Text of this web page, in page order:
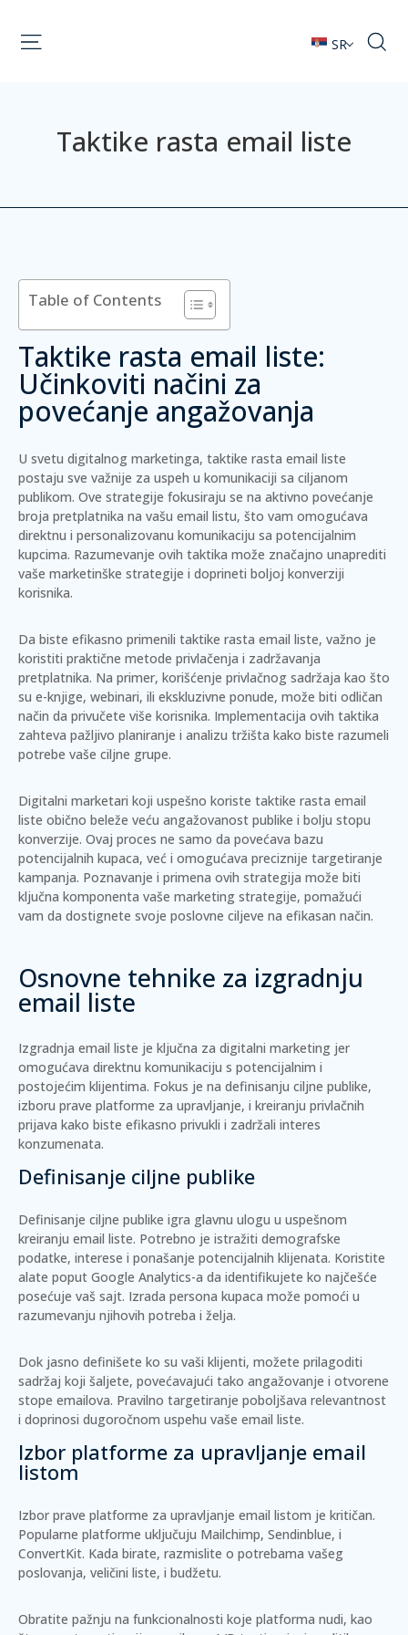
SR
Taktike rasta email liste
Table of Contents
Taktike rasta email liste:
Učinkoviti načini za
povećanje angažovanja
U svetu digitalnog marketinga, taktike rasta email liste
postaju sve važnije za uspeh u komunikaciji sa ciljanom
publikom. Ove strategije fokusiraju se na aktivno povećanje
broja pretplatnika na vašu email listu, što vam omogućava
direktnu i personalizovanu komunikaciju sa potencijalnim
kupcima. Razumevanje ovih taktika može značajno unaprediti
vaše marketinške strategije i doprineti boljoj konverziji
korisnika.
Da biste efikasno primenili taktike rasta email liste, važno je
koristiti praktične metode privlačenja i zadržavanja
pretplatnika. Na primer, korišćenje privlačnog sadržaja kao što
su e-knjige, webinari, ili ekskluzivne ponude, može biti odličan
način da privučete više korisnika. Implementacija ovih taktika
zahteva pažljivo planiranje i analizu tržišta kako biste razumeli
potrebe vaše ciljne grupe.
Digitalni marketari koji uspešno koriste taktike rasta email
liste obično beleže veću angažovanost publike i bolju stopu
konverzije. Ovaj proces ne samo da povećava bazu
potencijalnih kupaca, već i omogućava preciznije targetiranje
kampanja. Poznavanje i primena ovih strategija može biti
ključna komponenta vaše marketing strategije, pomažući
vam da dostignete svoje poslovne ciljeve na efikasan način.
Osnovne tehnike za izgradnju
email liste
Izgradnja email liste je ključna za digitalni marketing jer
omogućava direktnu komunikaciju s potencijalnim i
postojećim klijentima. Fokus je na definisanju ciljne publike,
izboru prave platforme za upravljanje, i kreiranju privlačnih
prijava kako biste efikasno privukli i zadržali interes
konzumenata.
Definisanje ciljne publike
Definisanje ciljne publike igra glavnu ulogu u uspešnom
kreiranju email liste. Potrebno je istražiti demografske
podatke, interese i ponašanje potencijalnih klijenata. Koristite
alate poput Google Analytics-a da identifikujete ko najčešće
posećuje vaš sajt. Izrada persona kupaca može pomoći u
razumevanju njihovih potreba i želja.
Dok jasno definišete ko su vaši klijenti, možete prilagoditi
sadržaj koji šaljete, povećavajući tako angažovanje i otvorene
stope emailova. Pravilno targetiranje poboljšava relevantnost
i doprinosi dugoročnom uspehu vaše email liste.
Izbor platforme za upravljanje email
listom
Izbor prave platforme za upravljanje email listom je kritičan.
Popularne platforme uključuju Mailchimp, Sendinblue, i
ConvertKit. Kada birate, razmislite o potrebama vašeg
poslovanja, veličini liste, i budžetu.
Obratite pažnju na funkcionalnosti koje platforma nudi, kao